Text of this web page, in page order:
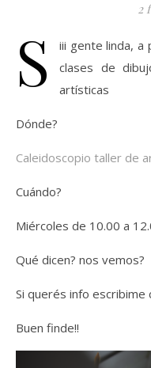
2
S
iii gente linda,
clases de
artísticas
Dónde?
Caleidoscopio taller de
Cuándo?
Miércoles de 10.00 a
Qué dicen? nos vemos?
Si querés info escribime
Buen finde!!